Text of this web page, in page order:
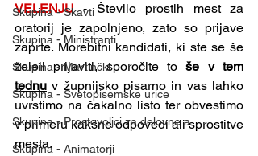
Skupina - Skavti
Skupina - Ministranti
Skupina - Martinčki
Skupina - Svetopisemske urice
Skupina - Prostovoljci za delovne a
Skupina - Animatorji
VELENJU - Število prostih mest za
oratorij je zapolnjeno, zato so prijave
zaprte. Morebitni kandidati, ki ste se še
želeli prijaviti, sporočite to še v tem
tednu v župnijsko pisarno in vas lahko
uvrstimo na čakalno listo ter obvestimo
v primeru kakšne odpovedi ali sprostitve
mesta.